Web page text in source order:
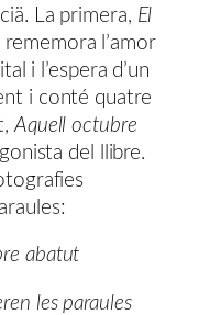
La primera, El
l’amor
i l’espera d’un
i conté quatre
Aquell octubre
del llibre.
abatut
paraules